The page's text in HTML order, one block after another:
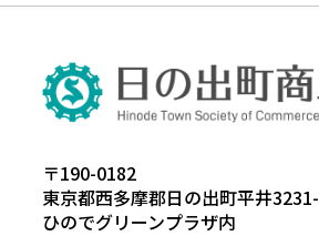
〒190-0182
東京都西多摩郡日の出町平井
ひのでグリーンプラザ内